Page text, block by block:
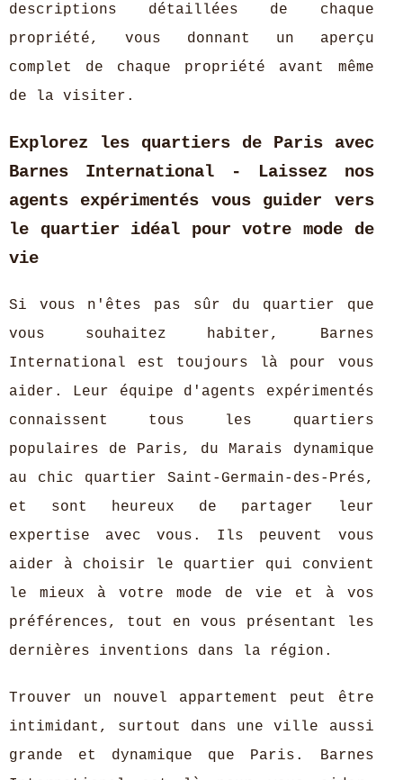
descriptions détaillées de chaque
propriété, vous donnant un aperçu
complet de chaque propriété avant même
de la visiter.
Explorez les quartiers de Paris avec
Barnes International - Laissez nos
agents expérimentés vous guider vers
le quartier idéal pour votre mode de
vie
Si vous n'êtes pas sûr du quartier que
vous souhaitez habiter, Barnes
International est toujours là pour vous
aider. Leur équipe d'agents expérimentés
connaissent tous les quartiers
populaires de Paris, du Marais dynamique
au chic quartier Saint-Germain-des-Prés,
et sont heureux de partager leur
expertise avec vous. Ils peuvent vous
aider à choisir le quartier qui convient
le mieux à votre mode de vie et à vos
préférences, tout en vous présentant les
dernières inventions dans la région.
Trouver un nouvel appartement peut être
intimidant, surtout dans une ville aussi
grande et dynamique que Paris. Barnes